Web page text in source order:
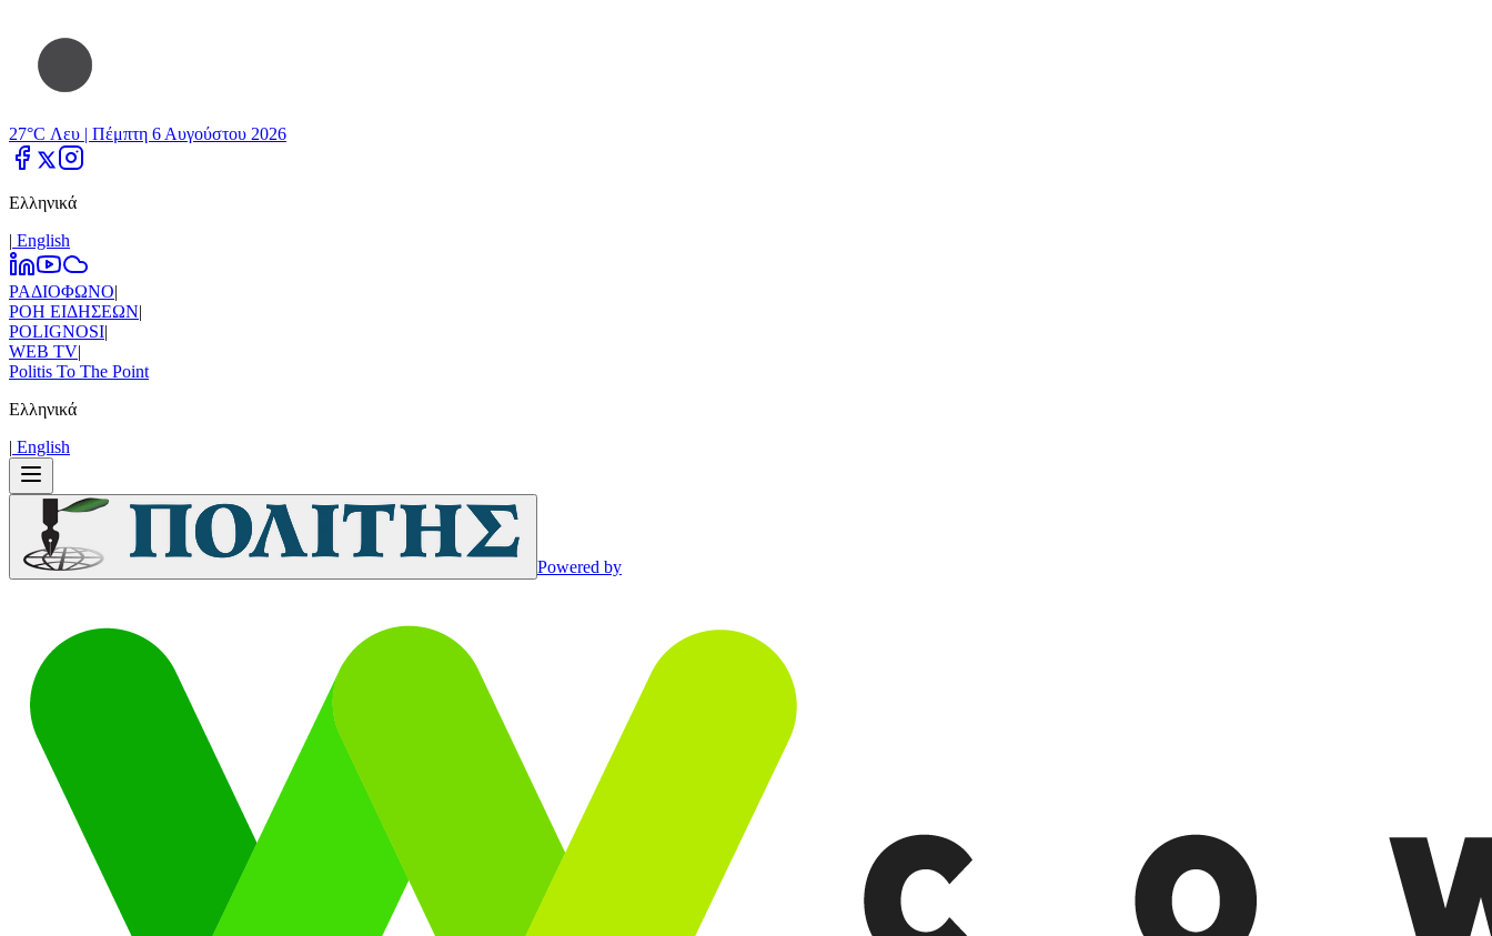
27°C Λευ | Πέμπτη 6 Αυγούστου 2026
Ελληνικά
| Εnglish
ΡΑΔΙΟΦΩΝΟ|
ΡΟΗ ΕΙΔΗΣΕΩΝ|
POLIGNOSI|
WEB TV|
Politis To The Point
Ελληνικά
| Εnglish
Powered by